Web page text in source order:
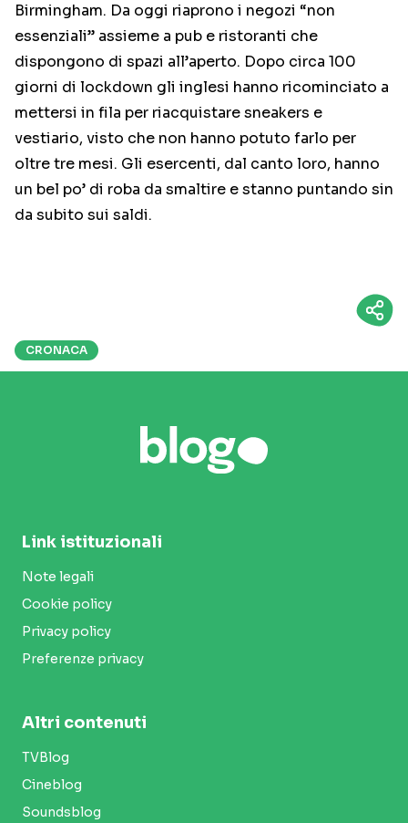
Birmingham. Da oggi riaprono i negozi “non
essenziali” assieme a pub e ristoranti che
dispongono di spazi all’aperto. Dopo circa 100
giorni di lockdown gli inglesi hanno ricominciato a
mettersi in fila per riacquistare sneakers e
vestiario, visto che non hanno potuto farlo per
oltre tre mesi. Gli esercenti, dal canto loro, hanno
un bel po’ di roba da smaltire e stanno puntando sin
da subito sui saldi.
CRONACA
Link istituzionali
Note legali
Cookie policy
Privacy policy
Preferenze privacy
Altri contenuti
TVBlog
Cineblog
Soundsblog